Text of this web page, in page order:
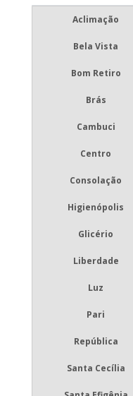
Aclimação
Bela Vista
Bom Retiro
Brás
Cambuci
Centro
Consolação
Higienópolis
Glicério
Liberdade
Luz
Pari
República
Santa Cecília